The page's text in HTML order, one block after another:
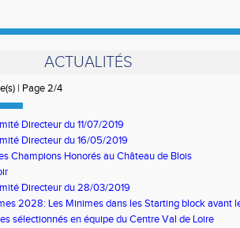
ACTUALITÉS
| Page 2/4
Directeur du 11/07/2019
Directeur du 16/05/2019
Champions Honorés au Château de Blois
Directeur du 28/03/2019
2028: Les Minimes dans les Starting block avant
estivale
sélectionnés en équipe du Centre Val de Loire